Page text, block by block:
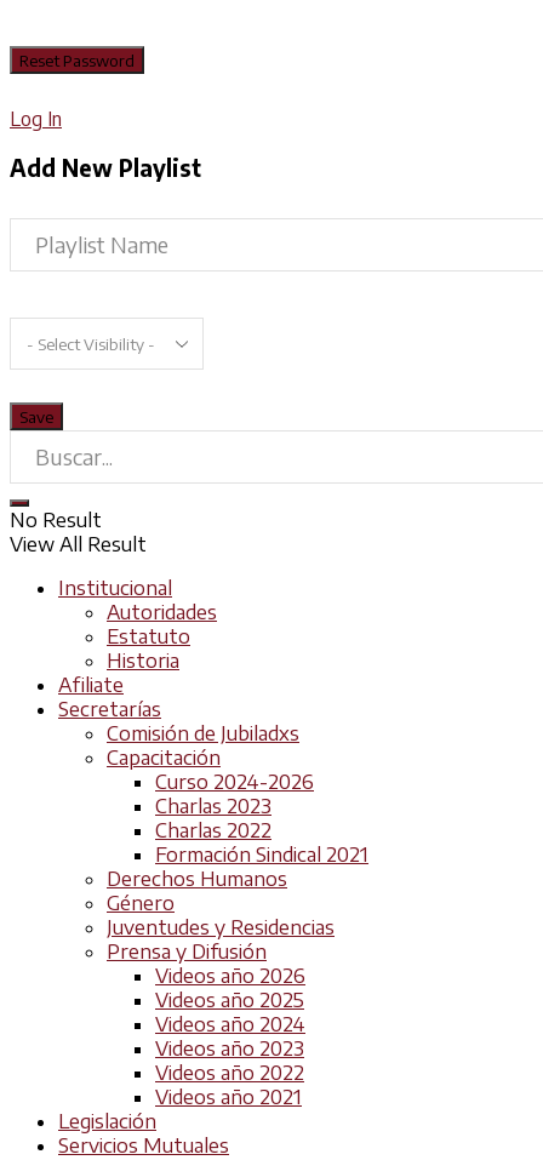
Log In
Add New Playlist
No Result
View All Result
Institucional
Autoridades
Estatuto
Historia
Afiliate
Secretarías
Comisión de Jubiladxs
Capacitación
Curso 2024-2026
Charlas 2023
Charlas 2022
Formación Sindical 2021
Derechos Humanos
Género
Juventudes y Residencias
Prensa y Difusión
Videos año 2026
Videos año 2025
Videos año 2024
Videos año 2023
Videos año 2022
Videos año 2021
Legislación
Servicios Mutuales